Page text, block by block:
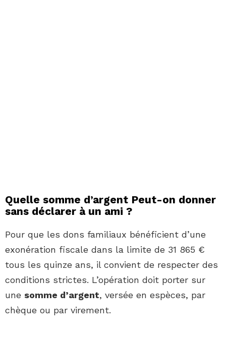
Quelle somme d’argent Peut-on donner
sans déclarer à un ami ?
Pour que les dons familiaux bénéficient d’une
exonération fiscale dans la limite de 31 865 €
tous les quinze ans, il convient de respecter des
conditions strictes. L’opération doit porter sur
une somme d’argent, versée en espèces, par
chèque ou par virement.